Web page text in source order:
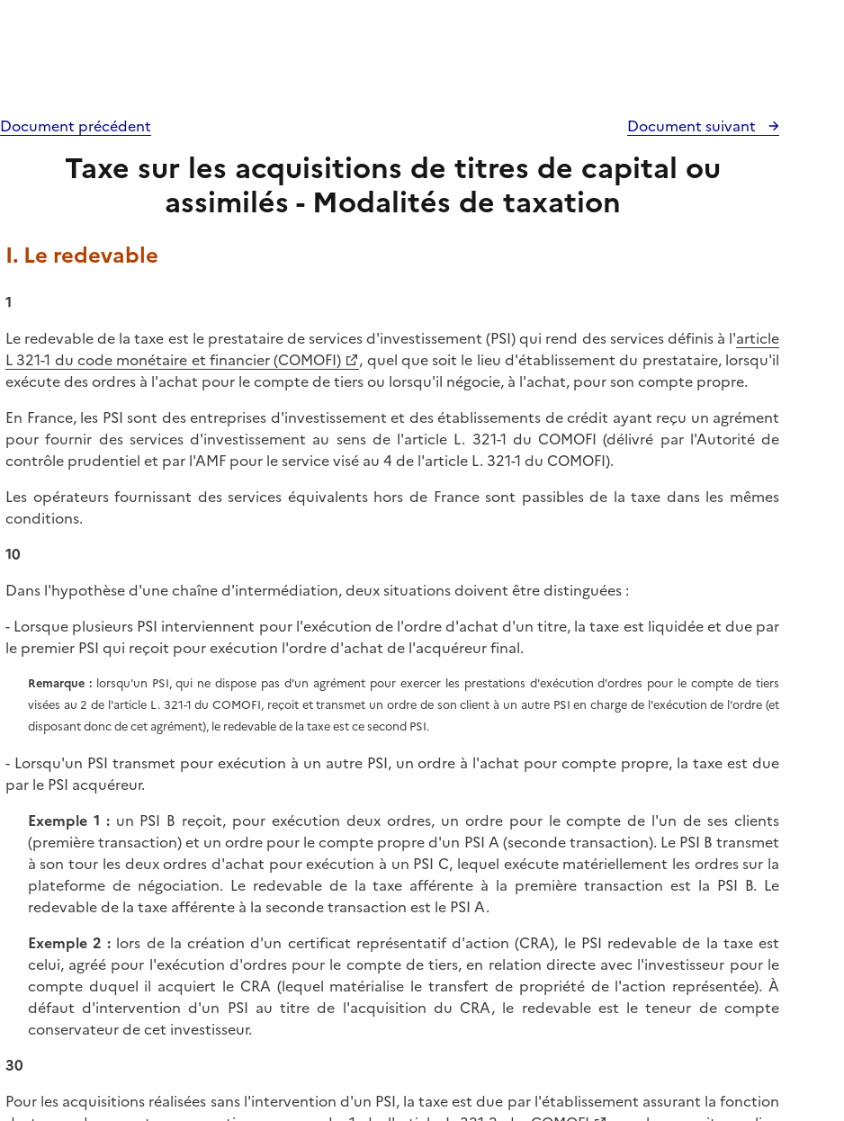
Document précédent Document suivant
Taxe sur les acquisitions de titres de capital ou
assimilés - Modalités de taxation
I. Le redevable
1
Le redevable de la taxe est le prestataire de services d'investissement (PSI) qui rend des services définis à l'article
L 321-1 du code monétaire et financier (COMOFI)
, quel que soit le lieu d'établissement du prestataire, lorsqu'il
exécute des ordres à l'achat pour le compte de tiers ou lorsqu'il négocie, à l'achat, pour son compte propre.
En France, les PSI sont des entreprises d'investissement et des établissements de crédit ayant reçu un agrément
pour fournir des services d'investissement au sens de l'article L. 321-1 du COMOFI (délivré par l'Autorité de
contrôle prudentiel et par l'AMF pour le service visé au 4 de l'article L. 321-1 du COMOFI).
Les opérateurs fournissant des services équivalents hors de France sont passibles de la taxe dans les mêmes
conditions.
10
Dans l'hypothèse d'une chaîne d'intermédiation, deux situations doivent être distinguées :
- Lorsque plusieurs PSI interviennent pour l'exécution de l'ordre d'achat d'un titre, la taxe est liquidée et due par
le premier PSI qui reçoit pour exécution l'ordre d'achat de l'acquéreur final.
Remarque : lorsqu'un PSI, qui ne dispose pas d'un agrément pour exercer les prestations d'exécution d'ordres pour le compte de tiers
visées au 2 de l'article L. 321-1 du COMOFI, reçoit et transmet un ordre de son client à un autre PSI en charge de l'exécution de l'ordre (et
disposant donc de cet agrément), le redevable de la taxe est ce second PSI.
- Lorsqu'un PSI transmet pour exécution à un autre PSI, un ordre à l'achat pour compte propre, la taxe est due
par le PSI acquéreur.
Exemple 1 :un PSI B reçoit, pour exécution deux ordres, un ordre pour le compte de l'un de ses clients
(première transaction) et un ordre pour le compte propre d'un PSI A (seconde transaction). Le PSI B transmet
à son tour les deux ordres d'achat pour exécution à un PSI C, lequel exécute matériellement les ordres sur la
plateforme de négociation. Le redevable de la taxe afférente à la première transaction est la PSI B. Le
redevable de la taxe afférente à la seconde transaction est le PSI A.
Exemple 2 : lors de la création d'un certificat représentatif d'action (CRA), le PSI redevable de la taxe est
celui, agréé pour l'exécution d'ordres pour le compte de tiers, en relation directe avec l'investisseur pour le
compte duquel il acquiert le CRA (lequel matérialise le transfert de propriété de l'action représentée). À
défaut d'intervention d'un PSI au titre de l'acquisition du CRA, le redevable est le teneur de compte
conservateur de cet investisseur.
30
Pour les acquisitions réalisées sans l'intervention d'un PSI, la taxe est due par l'établissement assurant la fonction